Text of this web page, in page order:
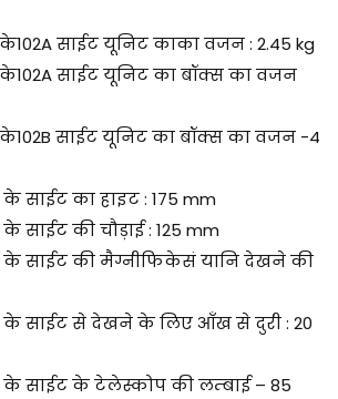
के102A साईट यूनिट काका वजन : 2.45 kg
के102A साईट यूनिट का बॉक्स का वजन
के102B साईट यूनिट का बॉक्स का वजन -4
साईट का हाइट : 175 mm
साईट की चौड़ाई : 125 mm
के साईट की मैग्नीफिकेसं यानि देखने की
के साईट से देखने के लिए आँख से दुरी : 20
के साईट के टेलेस्कोप की लम्बाई – 85